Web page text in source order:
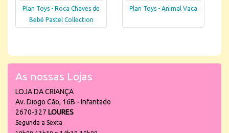
Plan Toys - Roca Chaves de
Bebé Pastel Collection
Plan Toys - Animal Vaca
As nossas Lojas
LOJA DA CRIANÇA
Av. Diogo Cão, 16B - Infantado
2670-327 LOURES
Segunda a Sexta